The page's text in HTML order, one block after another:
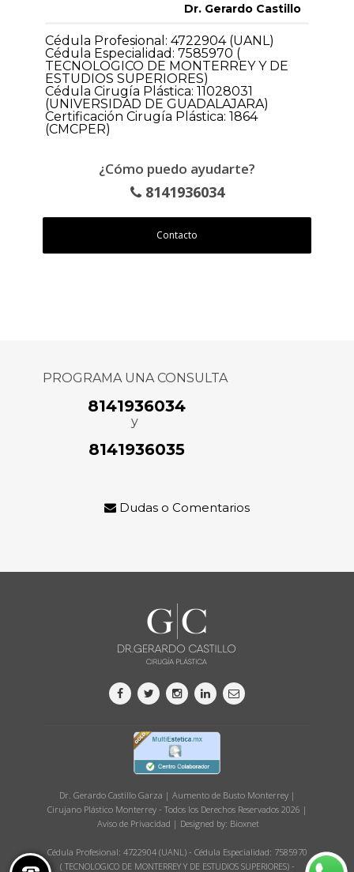
Dr. Gerardo Castillo
Cédula Profesional: 4722904 (UANL)
Cédula Especialidad: 7585970 (
TECNOLOGICO DE MONTERREY Y DE
ESTUDIOS SUPERIORES)
Cédula Cirugía Plástica: 11028031
(UNIVERSIDAD DE GUADALAJARA)
Certificación Cirugía Plástica: 1864
(CMCPER)
¿Cómo puedo ayudarte?
8141936034
Contacto
PROGRAMA UNA CONSULTA
8141936034
y
8141936035
Dudas o Comentarios
Dr. Gerardo Castillo Garza | Aumento de Busto Monterrey |
Cirujano Plástico Monterrey - Todos los Derechos Reservados 2026 |
Aviso de Privacidad | Designed by: Bioxnet
Cédula Profesional: 4722904 (UANL) - Cédula Especialidad: 7585970
( TECNOLOGICO DE MONTERREY Y DE ESTUDIOS SUPERIORES) -